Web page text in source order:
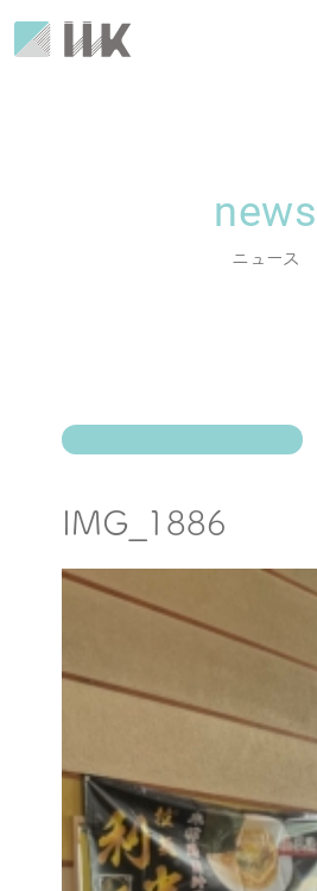
news
ニュース
IMG_1886